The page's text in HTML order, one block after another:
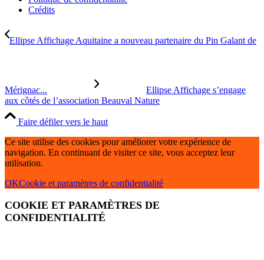
Crédits
Ellipse Affichage Aquitaine a nouveau partenaire du Pin Galant de
Mérignac...
Ellipse Affichage s’engage
aux côtés de l’association Beauval Nature
Faire défiler vers le haut
Ce site utilise des cookies pour améliorer votre expérience de
navigation. En continuant de visiter ce site, vous acceptez leur
utilisation.
OKCookie et paramètres de confidentialité
COOKIE ET PARAMÈTRES DE
CONFIDENTIALITÉ